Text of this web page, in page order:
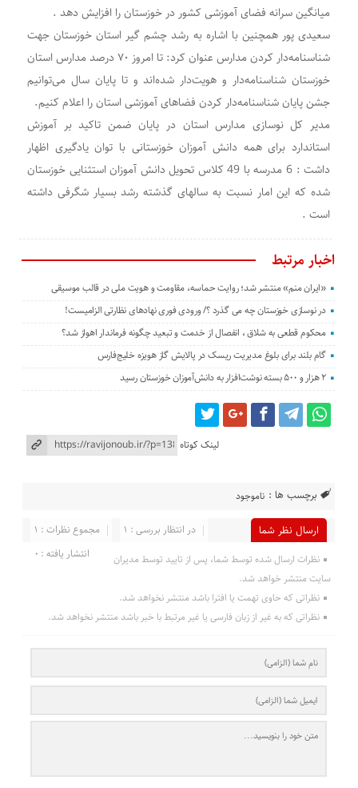
میانگین سرانه فضای آموزشی کشور در خوزستان را افزایش دهد .
سعیدی پور همچنین با اشاره به رشد چشم گیر استان خوزستان جهت
شناسنامه‌دار کردن مدارس عنوان کرد: تا امروز ۷۰ درصد مدارس استان
خوزستان شناسنامه‌دار و هویت‌دار شده‌اند و تا پایان سال می‌توانیم
جشن پایان شناسنامه‌دار کردن فضاهای آموزشی استان را اعلام کنیم.
مدیر کل نوسازی مدارس استان در پایان ضمن تاکید بر آموزش
استاندارد برای همه دانش آموزان خوزستانی با توان یادگیری اظهار
داشت : 6 مدرسه با 49 کلاس تحویل دانش آموزان استثنایی خوزستان
شده که این امار نسبت به سالهای گذشته رشد بسیار شگرفی داشته
است .
اخبار مرتبط
«ایران منم» منتشر شد؛ روایت حماسه، مقاومت و هویت ملی در قالب موسیقی
در نوسازی خوزستان چه می گذرد ؟/ ورودی فوری نهادهای نظارتی الزامیست!
محکوم قطعی به شلاق ، انفصال از خدمت و تبعید چگونه فرماندار اهواز شد؟
گام بلند برای بلوغ مدیریت ریسک در پالایش گاز هویزه خلیج‌فارس
۲ هزار و ۵۰۰ بسته نوشت‌افزار به دانش‌آموزان خوزستان رسید
لینک کوتاه
برچسب ها : ناموجود
ارسال نظر شما مجموع نظرات : 1
در انتظار بررسی : 1
انتشار یافته : 0
نظرات ارسال شده توسط شما، پس از تایید توسط مدیران
سایت منتشر خواهد شد.
نظراتی که حاوی تهمت یا افترا باشد منتشر نخواهد شد.
نظراتی که به غیر از زبان فارسی یا غیر مرتبط با خبر باشد منتشر نخواهد شد.